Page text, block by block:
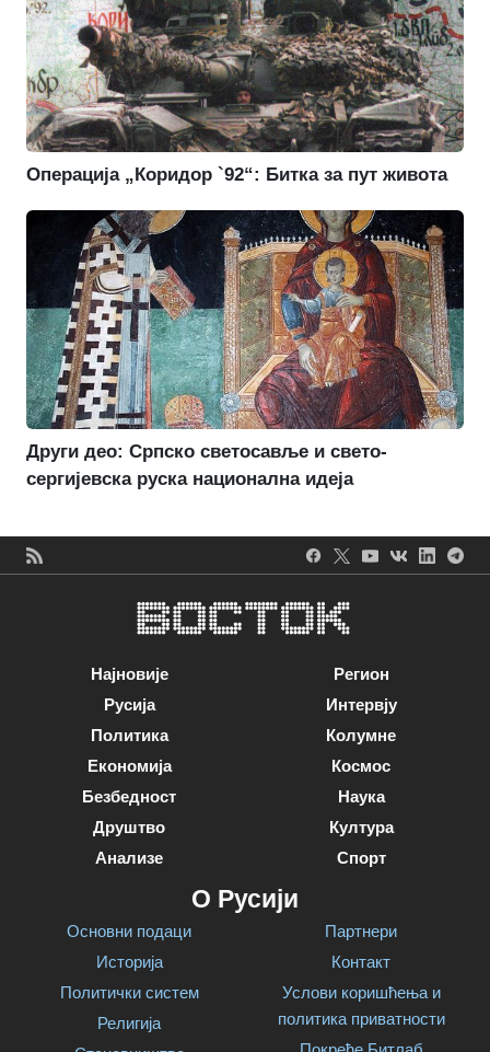
Операција „Коридор `92“: Битка за пут живота
Други део: Српско светосавље и свето-
сергијевска руска национална идеја
Најновије
Русија
Политика
Економија
Безбедност
Друштво
Анализе
Регион
Интервју
Колумне
Космос
Наука
Култура
Спорт
О Русији
Основни подаци
Историја
Политички систем
Религија
Партнери
Контакт
Услови коришћења и
политика приватности